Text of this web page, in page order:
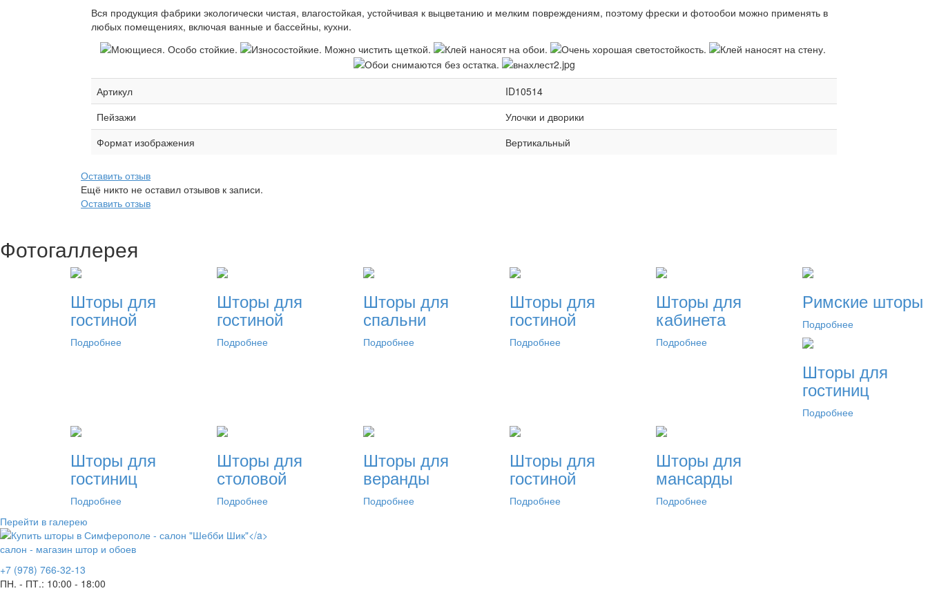
Вся продукция фабрики экологически чистая, влагостойкая, устойчивая к выцветанию и мелким повреждениям, поэтому фрески и фотообои можно применять в
любых помещениях, включая ванные и бассейны, кухни.
Артикул
ID10514
Пейзажи
Улочки и дворики
Формат изображения
Вертикальный
Оставить отзыв
Ещё никто не оставил отзывов к записи.
Оставить отзыв
Фотогаллерея
Шторы для
гостиной
Подробнее
Шторы для
гостиной
Подробнее
Шторы для
спальни
Подробнее
Шторы для
гостиной
Подробнее
Шторы для
кабинета
Подробнее
Римские шторы
Подробнее
Шторы для
гостиниц
Подробнее
Шторы для
гостиниц
Подробнее
Шторы для
столовой
Подробнее
Шторы для
веранды
Подробнее
Шторы для
гостиной
Подробнее
Шторы для
мансарды
Подробнее
Перейти в галерею
салон - магазин штор и обоев
+7 (978) 766-32-13
ПН. - ПТ.: 10:00 - 18:00